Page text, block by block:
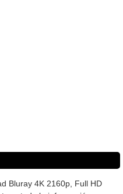
Bluray 4K 2160p, Full HD